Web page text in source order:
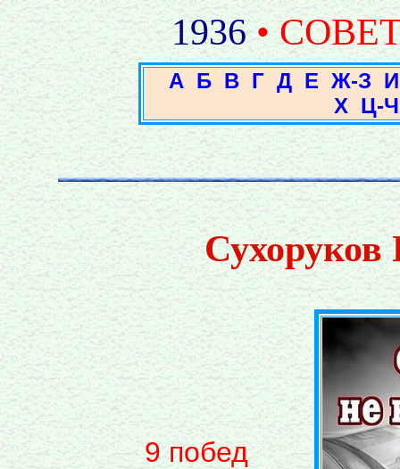
1936 •
А Б В Г Д Е Ж-З И
Х Ц-Ч
Сухоруков
9 побед